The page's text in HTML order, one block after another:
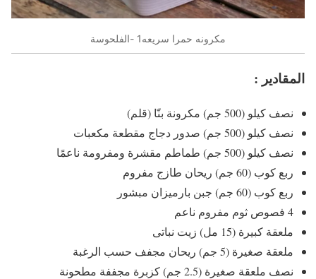
مكرونه حمرا سريعه1 -الفلحوسة
المقادير :
نصف كيلو (500 جم) مكرونة بنّا (قلم)
نصف كيلو (500 جم) صدور دجاج مقطعة مكعبات
نصف كيلو (500 جم) طماطم مقشرة ومفرومة ناعمًا
ربع كوب (60 جم) ريحان طازج مفروم
ربع كوب (60 جم) جبن بارميزان مبشور
4 فصوص ثوم مفروم ناعم
ملعقة كبيرة (15 مل) زيت نباتى
ملعقة صغيرة (5 جم) ريحان مجفف حسب الرغبة
نصف ملعقة صغيرة (2.5 جم) كزبرة مجففة مطحونة